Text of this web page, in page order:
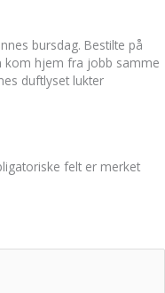
bursdag. Bestilte på
kom hjem fra jobb samme
duftlyset lukter
felt er merket